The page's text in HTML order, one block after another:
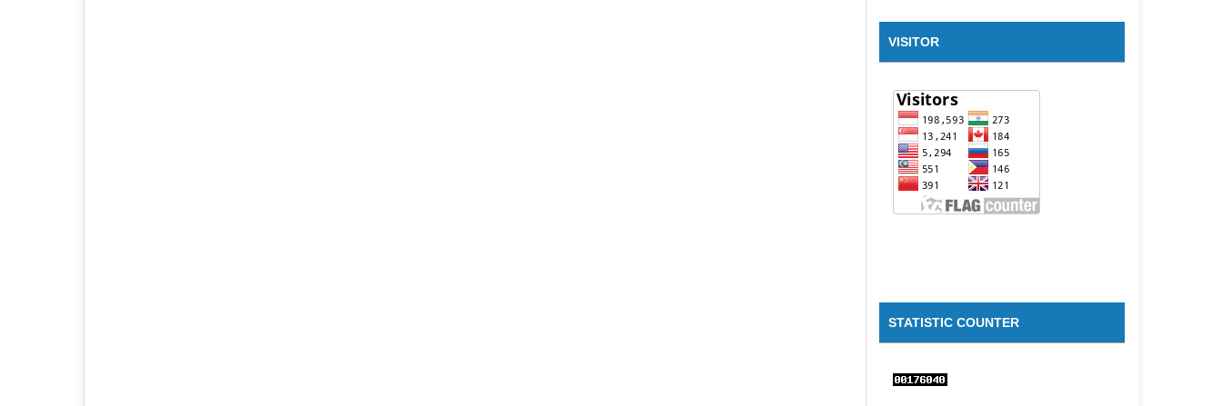
VISITOR
STATISTIC COUNTER